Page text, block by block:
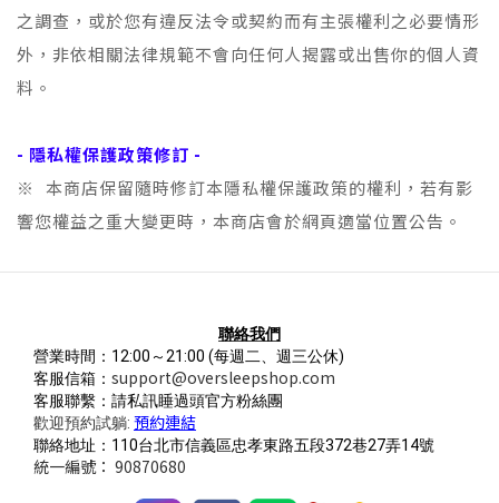
之調查，或於您有違反法令或契約而有主張權利之必要情形
外，非依相關法律規範不會向任何人揭露或出售你的個人資
料。
- 隱私權保護政策修訂 -
※ 本商店保留隨時修訂本隱私權保護政策的權利，若有影
響您權益之重大變更時，本商店會於網頁適當位置公告。
聯絡我們
營業時間：12:00～21:00 (每週二、週三公休)
客服信箱： support@oversleepshop.com
客服聯繫：請私訊睡過頭官方粉絲團
歡迎預約試躺: 預約連結
聯絡地址：110台北市信義區忠孝東路五段372巷27弄14號
統一編號： 90870680